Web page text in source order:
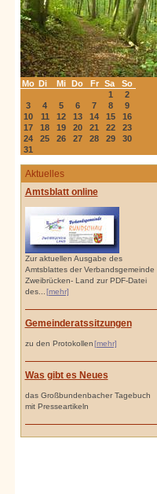
Mo Di Mi Do Fr Sa
So
1
2
3
4 5 6 7 8
9
10
11 12 13 14 15
16
17
18 19 20 21 22
23
24
25 26 27 28 29
30
31
Aktuelles
Amtsblatt online
Zur aktuellen Ausgabe des
Amtsblattes der Verbandsgemeinde
Zweibrücken- Land zur PDF-Datei
des...
[mehr]
Gemeinderatssitzungen
zu den Protokollen[mehr]
Was gibt es Neues
das Großbundenbacher Tagebuch
mit Presseartikeln